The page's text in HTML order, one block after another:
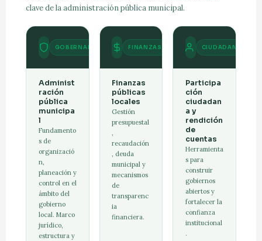
clave de la administración pública municipal.
GOBERNANZA
Administ
ración
pública
municipa
l
Fundamento
s de
organizació
n,
planeación y
control en el
ámbito del
gobierno
local. Marco
jurídico,
estructura y
FINANZAS
Finanzas
públicas
locales
Gestión
presupuestal
,
recaudación
, deuda
municipal y
mecanismos
de
transparenc
ia
financiera.
CIUDADANÍA
Participa
ción
ciudadan
a y
rendición
de
cuentas
Herramienta
s para
construir
gobiernos
abiertos y
fortalecer la
confianza
institucional
.